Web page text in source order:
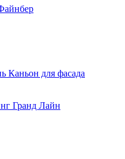
Каньон для фасада
Гранд Лайн